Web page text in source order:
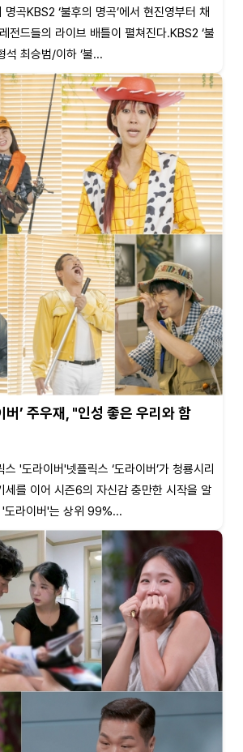
곡KBS2 ‘불후의 명곡’에서 현진영부터 채
전드들의 라이브 배틀이 펼쳐진다.KBS2 ‘불
석 최승범/이하 ‘불...
버’ 주우재, "인성 좋은 우리와 함
'도라이버'넷플릭스 ‘도라이버’가 청룡시리
세를 이어 시즌6의 자신감 충만한 시작을 알
'도라이버'는 상위 99%...